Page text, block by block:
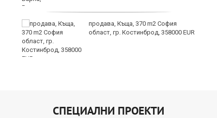
продава, Къща, 370 m2 София
област, гр. Костинброд, 358000 EUR
СПЕЦИАЛНИ ПРОЕКТИ